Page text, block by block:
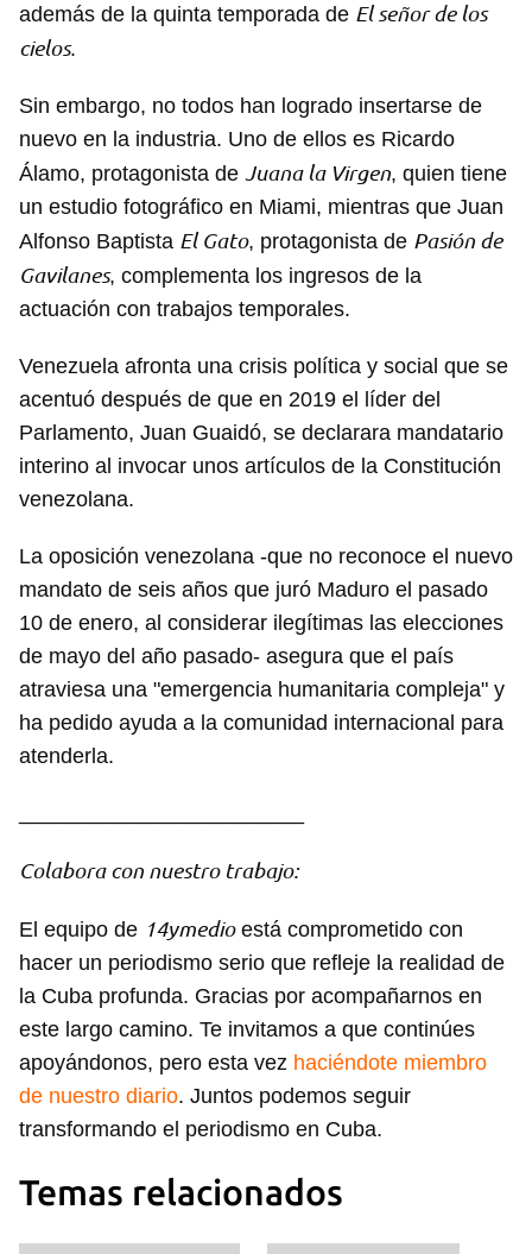
además de la quinta temporada de El señor de los
cielos.
Sin embargo, no todos han logrado insertarse de
nuevo en la industria. Uno de ellos es Ricardo
Álamo, protagonista de Juana la Virgen, quien tiene
un estudio fotográfico en Miami, mientras que Juan
Alfonso Baptista El Gato, protagonista de Pasión de
Gavilanes, complementa los ingresos de la
actuación con trabajos temporales.
Venezuela afronta una crisis política y social que se
acentuó después de que en 2019 el líder del
Parlamento, Juan Guaidó, se declarara mandatario
interino al invocar unos artículos de la Constitución
venezolana.
La oposición venezolana -que no reconoce el nuevo
mandato de seis años que juró Maduro el pasado
10 de enero, al considerar ilegítimas las elecciones
de mayo del año pasado- asegura que el país
atraviesa una "emergencia humanitaria compleja" y
ha pedido ayuda a la comunidad internacional para
atenderla.
Colabora con nuestro trabajo:
El equipo de 14ymedioestá comprometido con
hacer un periodismo serio que refleje la realidad de
la Cuba profunda. Gracias por acompañarnos en
este largo camino. Te invitamos a que continúes
apoyándonos, pero esta vez haciéndote miembro
de nuestro diario. Juntos podemos seguir
transformando el periodismo en Cuba.
Temas relacionados